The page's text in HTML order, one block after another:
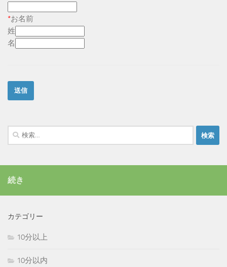
*お名前
姓
名
検
索:
続き
カテゴリー
10分以上
10分以内